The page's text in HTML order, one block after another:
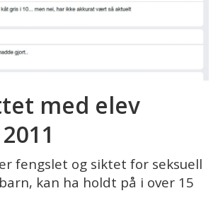
med elev
fengslet og siktet for seksuell
kan ha holdt på i over 15